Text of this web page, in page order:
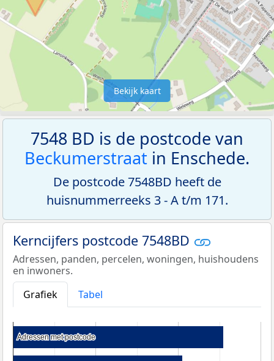
Bekijk kaart
7548 BD is de postcode van
Beckumerstraat in Enschede.
De postcode 7548BD heeft de
huisnummerreeks 3 - A t/m 171.
Kerncijfers postcode 7548BD
Adressen, panden, percelen, woningen, huishoudens
en inwoners.
Grafiek
Tabel
Adressen met postcode
Adressen met postcode